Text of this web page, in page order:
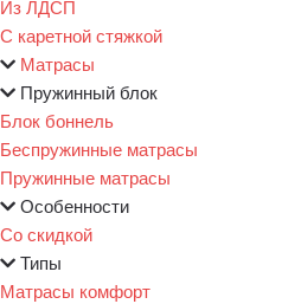
Из ЛДСП
С каретной стяжкой
Матрасы
Пружинный блок
Блок боннель
Беспружинные матрасы
Пружинные матрасы
Особенности
Со скидкой
Типы
Матрасы комфорт